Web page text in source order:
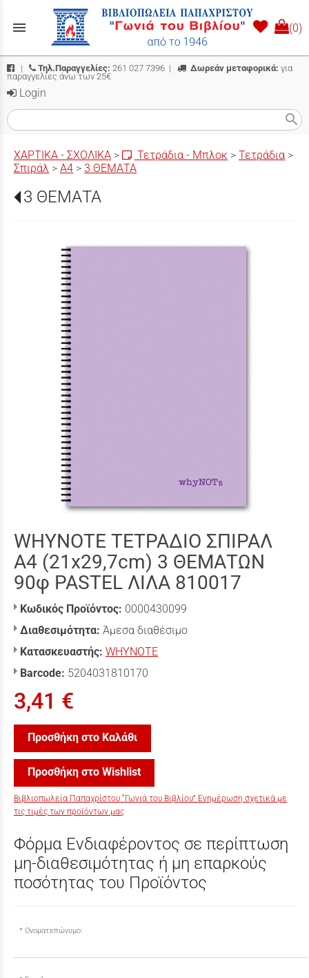
menu (0)
| Τηλ.Παραγγελίες: 261 027 7396 | Δωρεάν μεταφορικά: για
παραγγελίες άνω των 25€
Login
search
ΧΑΡΤΙΚΑ - ΣΧΟΛΙΚΑ > Τετράδια - Μπλοκ > Τετράδια >
Σπιράλ > Α4 > 3 ΘΕΜΑΤΑ
3 ΘΕΜΑΤΑ
WHYNOTE ΤΕΤΡΑΔΙΟ ΣΠΙΡΑΛ
Α4 (21x29,7cm) 3 ΘΕΜΑΤΩΝ
90φ PASTEL ΛΙΛΑ 810017
Κωδικός Προϊόντος: 0000430099
Διαθεσιμότητα: Άμεσα διαθέσιμο
Κατασκευαστής: WHYNOTE
Barcode: 5204031810170
3,41 €
Προσθήκη στο Καλάθι
Προσθήκη στο Wishlist
Βιβλιοπωλεία Παπαχρίστου “Γωνιά του Βιβλίου” Ενημέρωση σχετικά με
τις τιμές των προϊόντων μας
Φόρμα Ενδιαφέροντος σε περίπτωση
μη-διαθεσιμότητας ή μη επαρκούς
ποσότητας του Προϊόντος
Ονοματεπώνυμο: